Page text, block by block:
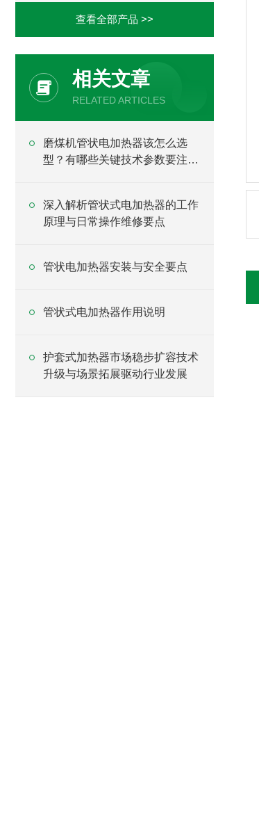
查看全部产品 >>
相关文章
RELATED ARTICLES
磨煤机管状电加热器该怎么选
型？有哪些关键技术参数要注
深入解析管状式电加热器的工作
原理与日常操作维修要点
管状电加热器安装与安全要点
管状式电加热器作用说明
护套式加热器市场稳步扩容技术
升级与场景拓展驱动行业发展